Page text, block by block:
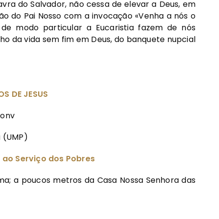
do Salvador, não cessa de elevar a Deus, em
do Pai Nosso com a invocação «Venha a nós o
modo particular a Eucaristia fazem de nós
da vida sem fim em Deus, do banquete nupcial
DE JESUS
Serviço dos Pobres
a poucos metros da Casa Nossa Senhora das